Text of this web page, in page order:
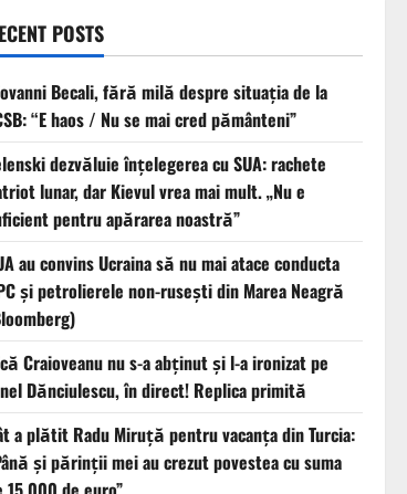
POSTS
Becali, fără milă despre situația de la
“E haos / Nu se mai cred pământeni”
dezvăluie înțelegerea cu SUA: rachete
lunar, dar Kievul vrea mai mult. „Nu e
pentru apărarea noastră”
au convins Ucraina să nu mai atace conducta
şi petrolierele non-ruseşti din Marea Neagră
Craioveanu nu s-a abținut și l-a ironizat pe
Dănciulescu, în direct! Replica primită
a plătit Radu Miruță pentru vacanța din Turcia:
și părinții mei au crezut povestea cu suma